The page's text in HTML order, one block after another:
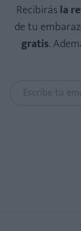
Recibirásla
de tu
gratis.